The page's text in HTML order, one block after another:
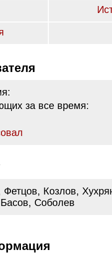
за все время:
Козлов,
Соболев